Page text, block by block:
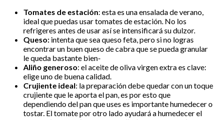
Tomates de estación: esta es una ensalada de verano,
ideal que puedas usar tomates de estación. No los
refrigeres antes de usar así se intensificará su dulzor.
Queso: intenta que sea queso feta, pero si no logras
encontrar un buen queso de cabra que se pueda granular
le queda bastante bien-
Aliño generoso: el aceite de oliva virgen extra es clave:
elige uno de buena calidad.
Crujiente ideal: la preparación debe quedar con un toque
crujiente que le aporta el pan, es por esto que
dependiendo del pan que uses es importante humedecer o
tostar. El tomate por otro lado ayudará a humedecer el